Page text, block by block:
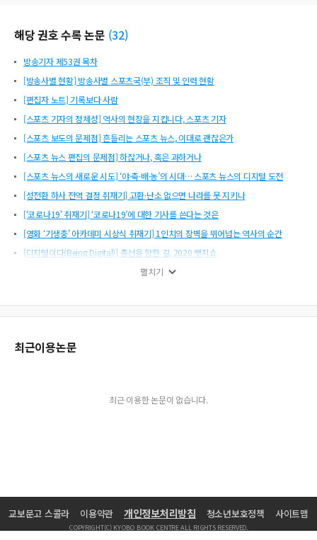
해당 권호 수록 논문 (32)
방송기자 제53권 목차
[방송사별 현황] 방송사별 스포츠국(부) 조직 및 인력 현황
[편집자 노트] 기록보다 사람
[스포츠 기자의 정체성] 역사의 현장을 지킵니다, 스포츠 기자
[스포츠 보도의 문제점] 흔들리는 스포츠 뉴스, 이대로 괜찮은가
[스포츠 뉴스 편집의 문제점] 하찮거나, 혹은 과하거나
[스포츠 뉴스의 새로운 시도] ‘야·축·배·농’의 시대… 스포츠 뉴스의 디지털 도전
[성전환 하사 전역 결정 취재기] 고환·난소 없으면 나라를 못 지키나
[‘코로나19’ 취재기] ‘코로나19’에 대한 기사를 쓴다는 것은
[영화 ‘기생충’ 아카데미 시상식 취재기] 1인치의 장벽을 뛰어넘는 역사의 순간
[디지털이다(Being Digital)] 총선을 향한 길, 2020 뺏지쇼
재
[뉴스 부문] 제136회 <살릴 수 있었던 죽음, 권역외상센터의 좌절>
[지역뉴스 부문] 제136회 <국내최초 고래부검의 민낯>
[지역기획보도 부문] 제136회 <제주 지하수 침묵의 경고>
[만만한 릴레이] 골병 든 기자의 재활분투기
펼치기
최근이용논문
최근 이용한 논문이 없습니다.
교보문고 스콜라 이용약관 개인정보처리방침 청소년보호정책 사이트맵
COPYRIGHT(C) KYOBO BOOK CENTRE ALL RIGHTS RESERVED.